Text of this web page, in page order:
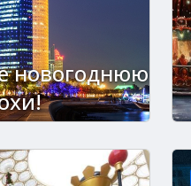
новогоднюю